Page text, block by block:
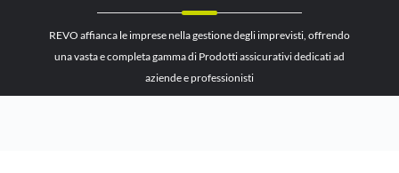
REVO affianca le imprese nella gestione degli imprevisti, offrendo
una vasta e completa gamma di Prodotti assicurativi dedicati ad
aziende e professionisti